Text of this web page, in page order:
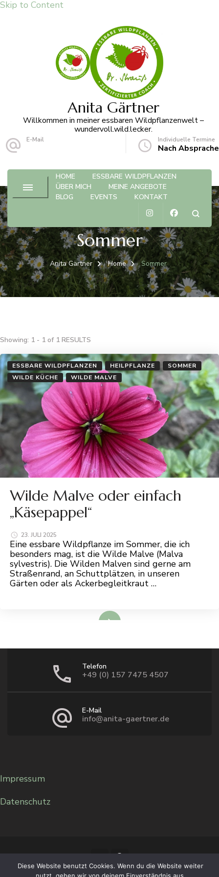
Skip to Content
Anita Gärtner
Willkommen in meiner essbaren Wildpflanzenwelt –
wundervoll.wild.lecker.
E-Mail Individuelle Termine
Nach Absprache
HOME
ESSBARE WILDPFLANZEN
ÜBER MICH
MEINE ANGEBOTE
BLOG
EVENTS KONTAKT
Sommer
Anita Gärtner Home Sommer
Showing: 1 - 1 of 1 RESULTS
ESSBARE WILDPFLANZEN HEILPFLANZE
SOMMER
WILDE KÜCHE
WILDE MALVE
Wilde Malve oder einfach
„Käsepappel“
23. JULI 2025
Eine essbare Wildpflanze im Sommer, die ich
besonders mag, ist die Wilde Malve (Malva
sylvestris). Die Wilden Malven sind gerne am
Straßenrand, an Schuttplätzen, in unseren
Gärten oder als Ackerbegleitkraut …
Telefon
+49 (0) 157 7475 4507
E-Mail
info@anita-gaertner.de
Impressum
Datenschutz
Diese Website benutzt Cookies. Wenn du die Website weiter